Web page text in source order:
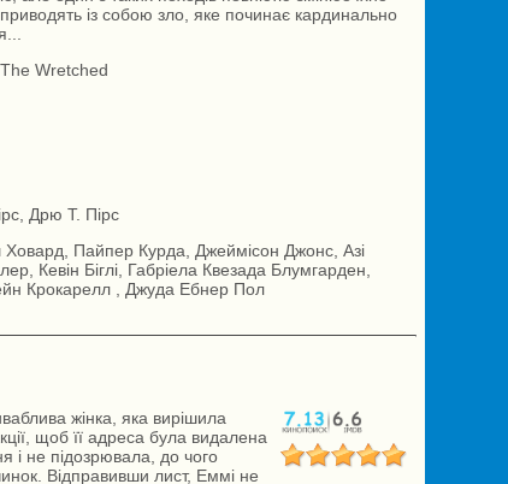
із собою зло, яке починає кардинально
Wretched
Дрю Т. Пірс
Пайпер Курда, Джеймісон Джонс, Азі
Кевін Біглі, Габріела Квезада Блумгарден,
Крокарелл , Джуда Ебнер Пол
жінка, яка вирішила
щоб її адреса була видалена
і не підозрювала, до чого
Відправивши лист, Еммі не